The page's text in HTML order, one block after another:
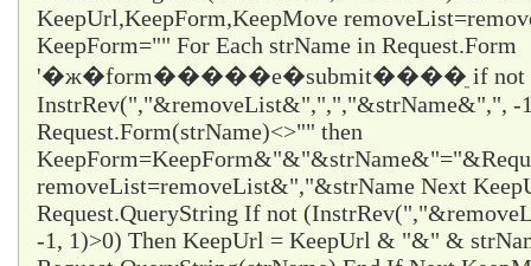
KeepUrl,KeepForm,KeepMove
KeepForm="" For Each strName in Request.Form
'�ж�form�����е�submit����ֵ if not
InstrRev(","&removeList&",",","&strName&",", -
Request.Form(strName)<>"" then
removeList=removeList&","&strName Next
Request.QueryString If not
-1, 1)>0) Then KeepUrl = KeepUrl & "&" &